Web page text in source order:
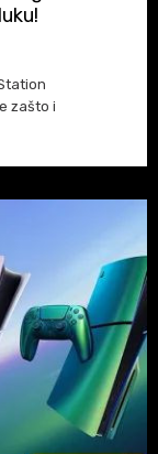
zašto i
i sav